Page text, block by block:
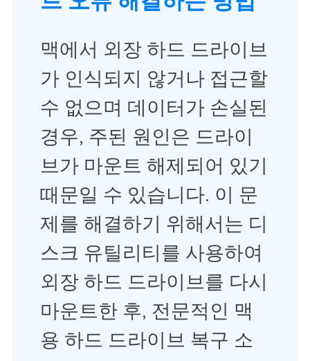
맥에서 외장 하드 드라이브
가 인식되지 않거나 접근할
수 없으며 데이터가 손실된
경우, 주된 원인은 드라이
브가 마운트 해제되어 있기
때문일 수 있습니다. 이 문
제를 해결하기 위해서는 디
스크 유틸리티를 사용하여
외장 하드 드라이브를 다시
마운트한 후, 전문적인 맥
용 하드 드라이브 복구 소